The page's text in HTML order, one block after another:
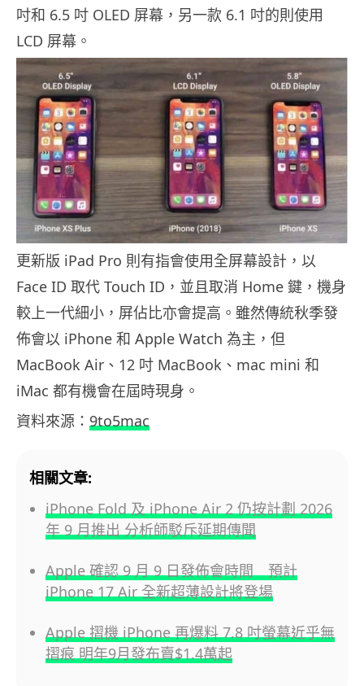
吋和 6.5 吋 OLED 屏幕，另一款 6.1 吋的則使用
LCD 屏幕。
更新版 iPad Pro 則有指會使用全屏幕設計，以
Face ID 取代 Touch ID，並且取消 Home 鍵，機身
較上一代細小，屏佔比亦會提高。雖然傳統秋季發
佈會以 iPhone 和 Apple Watch 為主，但
MacBook Air、12 吋 MacBook、mac mini 和
iMac 都有機會在屆時現身。
資料來源： 9to5mac
相關文章:
iPhone Fold 及 iPhone Air 2 仍按計劃 2026
年 9 月推出 分析師駁斥延期傳聞
Apple 確認 9 月 9 日發佈會時間 預計
iPhone 17 Air 全新超薄設計將登場
Apple 摺機 iPhone 再爆料 7.8 吋螢幕近乎無
摺痕 明年9月發布賣$1.4萬起